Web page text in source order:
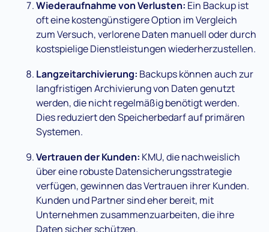
Wiederaufnahme von Verlusten: Ein Backup ist
oft eine kostengünstigere Option im Vergleich
zum Versuch, verlorene Daten manuell oder durch
kostspielige Dienstleistungen wiederherzustellen.
Langzeitarchivierung: Backups können auch zur
langfristigen Archivierung von Daten genutzt
werden, die nicht regelmäßig benötigt werden.
Dies reduziert den Speicherbedarf auf primären
Systemen.
Vertrauen der Kunden: KMU, die nachweislich
über eine robuste Datensicherungsstrategie
verfügen, gewinnen das Vertrauen ihrer Kunden.
Kunden und Partner sind eher bereit, mit
Unternehmen zusammenzuarbeiten, die ihre
Daten sicher schützen.